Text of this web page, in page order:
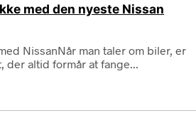
med den nyeste Nissan
NissanNår man taler om biler, er
der altid formår at fange...